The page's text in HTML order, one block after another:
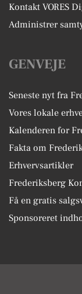
Kontakt VORES
Administrer
GENVEJE
Seneste nyt fra
Vores lokale
Kalenderen for
Fakta om
Erhvervsartikler
Frederiksberg
Få en gratis
Sponsoreret